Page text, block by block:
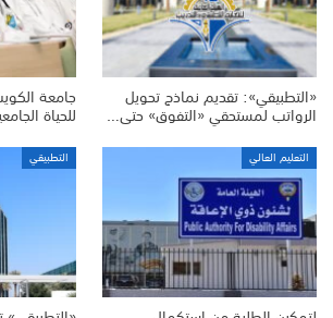
«التطبيقي»: تقديم نماذج تحويل
الرواتب لمستحقي «التفوق» حتى…
جامعة
للحياة
التعليم العالي التطبيقي